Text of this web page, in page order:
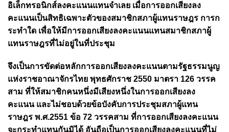
อิเล็กทรอนิกส์ลงคะแนนแทนจำเลย เมื่อการออกเสียงลง
คะแนนเป็นสิทธิเฉพาะตัวของสมาชิกสภาผู้แทนราษฎร การก
ระทำใด เพื่อให้มีการออกเสียงลงคะแนนแทนสมาชิกสภาผู้
แทนราษฎรที่ไม่อยู่ในที่ประชุม
จึงเป็นการขัดต่อหลักการออกเสียงลงคะแนนตามรัฐธรรมนูญ
แห่งราชอาณาจักรไทย พุทธศักราช 2550 มาตรา 126 วรรค
สาม ที่ให้สมาชิกคนหนึ่งมีเสียงหนึ่งในการออกเสียงลง
คะแนน และไม่ชอบด้วยข้อบังคับการประชุมสภาผู้แทน
ราษฎร พ.ศ.2551 ข้อ 72 วรรคสาม ที่การออกเสียงลงคะแนน
จะกระทำแทนกันมิได้ อันถือเป็นการออกเสียงลงคะแนนที่ไม่